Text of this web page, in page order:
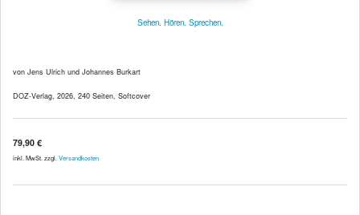
Sehen. Hören. Sprechen.
von Jens Ulrich und Johannes Burkart
DOZ-Verlag, 2026, 240 Seiten, Softcover
79,90 €
inkl. MwSt. zzgl. Versandkosten